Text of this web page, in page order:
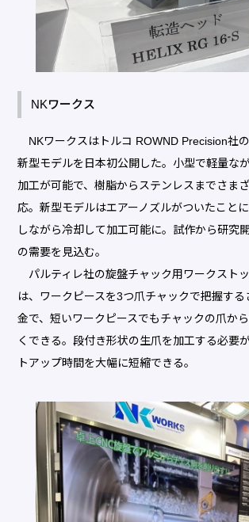
NKワークス
NKワークスはトルコ ROWND Precision社
新型モデルを日本初公開した。小型で軽量な
加工が可能で、樹脂からステンレスまでさま
応。新型モデルはエアーノズルがついたこと
しながら冷却して加工可能に。試作から研究
の需要を見込む。
パルティレ社の旋盤チャック用ワークストッ
は、ワークピースを3つ爪チャックで把握する
金で、短いワークピースでもチャックの爪か
くできる。段付き形状の生爪を加工する必要
トアップ時間を大幅に短縮できる。